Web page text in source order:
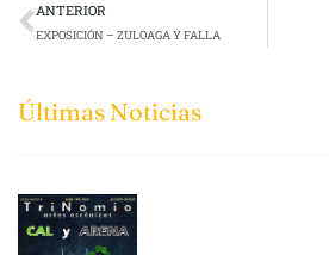
Últimas Noticias
ANTERIOR
EXPOSICIÓN – ZULOAGA Y FALLA